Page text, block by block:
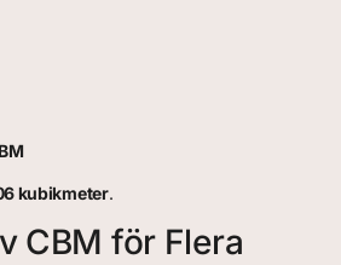
kubikmeter.
CBM för Flera